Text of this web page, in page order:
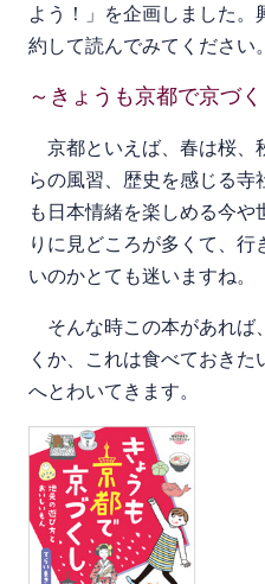
よう！」を企画しました
約して読んでみてください
～きょうも京都で京づく
京都といえば、春は桜、
らの風習、歴史を感じる
も日本情緒を楽しめる今や
りに見どころが多くて、
いのかとても迷いますね。
そんな時この本があれば
くか、これは食べておき
へとわいてきます。